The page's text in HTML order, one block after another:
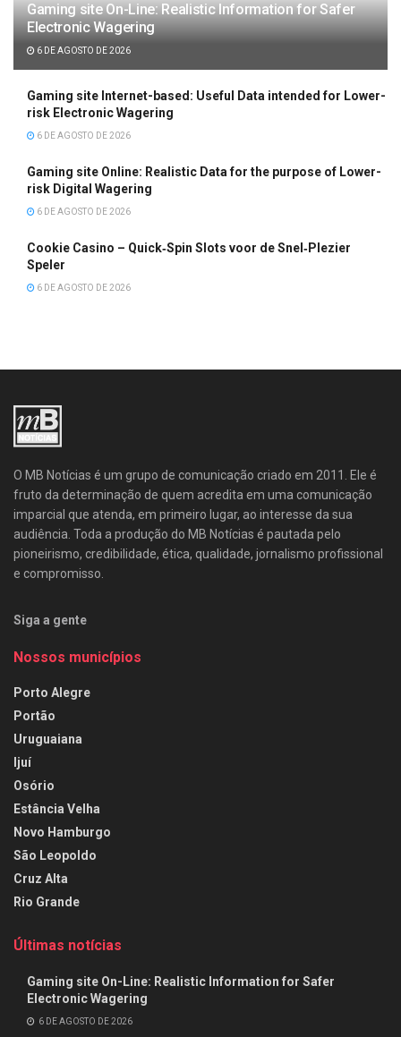
Gaming site On-Line: Realistic Information for Safer
Electronic Wagering
6 DE AGOSTO DE 2026
Gaming site Internet-based: Useful Data intended for Lower-
risk Electronic Wagering
6 DE AGOSTO DE 2026
Gaming site Online: Realistic Data for the purpose of Lower-
risk Digital Wagering
6 DE AGOSTO DE 2026
Cookie Casino – Quick‑Spin Slots voor de Snel‑Plezier
Speler
6 DE AGOSTO DE 2026
O MB Notícias é um grupo de comunicação criado em 2011. Ele é
fruto da determinação de quem acredita em uma comunicação
imparcial que atenda, em primeiro lugar, ao interesse da sua
audiência. Toda a produção do MB Notícias é pautada pelo
pioneirismo, credibilidade, ética, qualidade, jornalismo profissional
e compromisso.
Siga a gente
Nossos municípios
Porto Alegre
Portão
Uruguaiana
Ijuí
Osório
Estância Velha
Novo Hamburgo
São Leopoldo
Cruz Alta
Rio Grande
Últimas notícias
Gaming site On-Line: Realistic Information for Safer
Electronic Wagering
6 DE AGOSTO DE 2026